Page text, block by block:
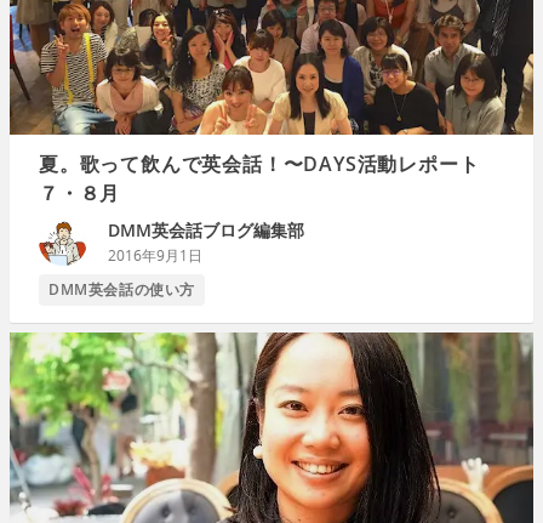
夏。歌って飲んで英会話！〜DAYS活動レポート
７・８月
DMM英会話ブログ編集部
2016年9月1日
DMM英会話の使い方